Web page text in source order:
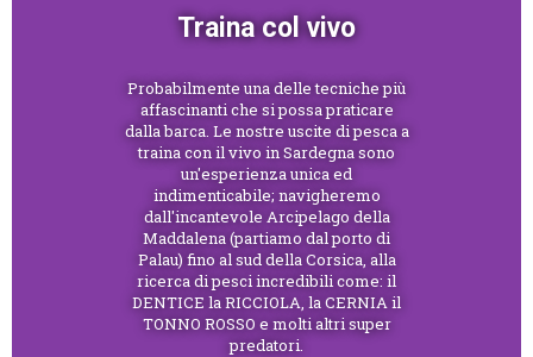
Traina col vivo
Probabilmente una delle tecniche più
affascinanti che si possa praticare
dalla barca. Le nostre uscite di pesca a
traina con il vivo in Sardegna sono
un'esperienza unica ed
indimenticabile; navigheremo
dall'incantevole Arcipelago della
Maddalena (partiamo dal porto di
Palau) fino al sud della Corsica, alla
ricerca di pesci incredibili come: il
DENTICE la RICCIOLA, la CERNIA il
TONNO ROSSO e molti altri super
predatori.